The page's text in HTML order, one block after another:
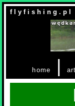
f l y f i s h i n g . p l
home |